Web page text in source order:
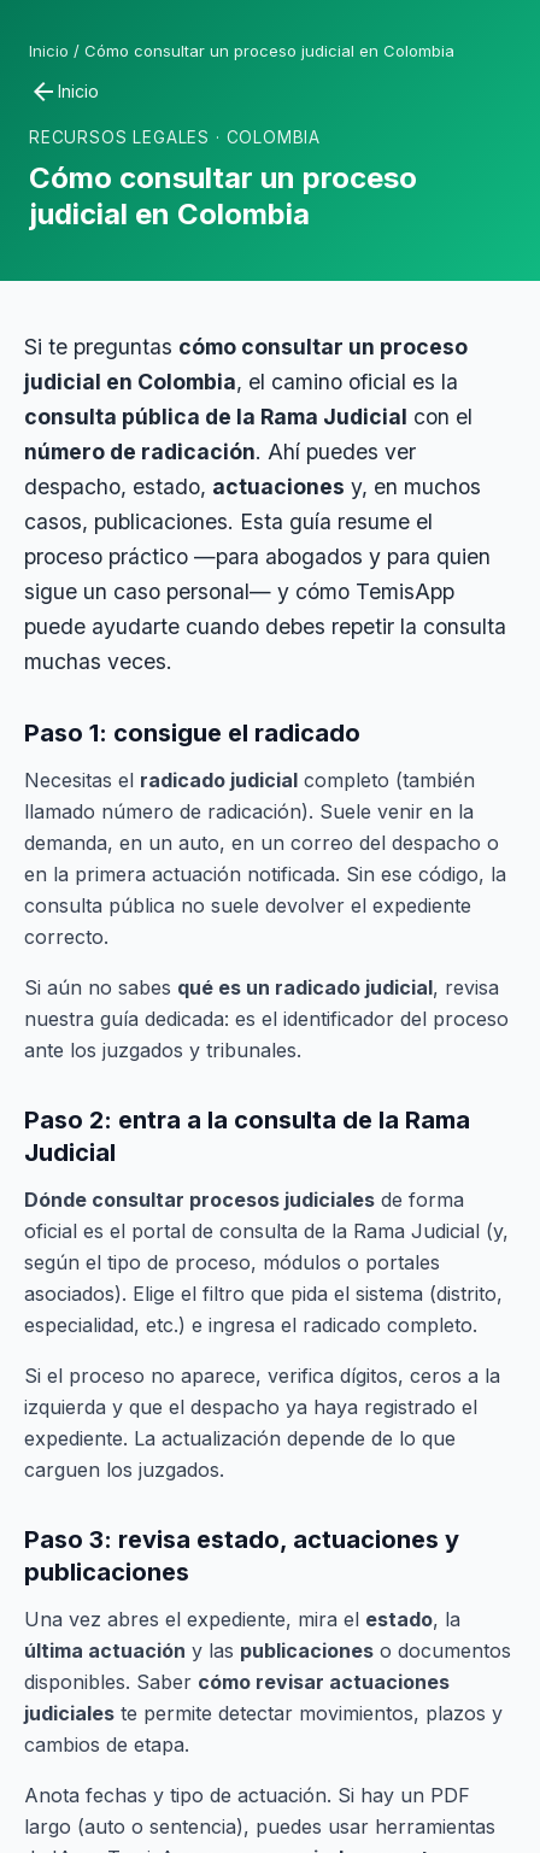
Inicio / Cómo consultar un proceso judicial en Colombia
arrow_back Inicio
RECURSOS LEGALES · COLOMBIA
Cómo consultar un proceso
judicial en Colombia
Si te preguntas cómo consultar un proceso
judicial en Colombia, el camino oficial es la
consulta pública de la Rama Judicial con el
número de radicación. Ahí puedes ver
despacho, estado, actuaciones y, en muchos
casos, publicaciones. Esta guía resume el
proceso práctico —para abogados y para quien
sigue un caso personal— y cómo TemisApp
puede ayudarte cuando debes repetir la consulta
muchas veces.
Paso 1: consigue el radicado
Necesitas el radicado judicial completo (también
llamado número de radicación). Suele venir en la
demanda, en un auto, en un correo del despacho o
en la primera actuación notificada. Sin ese código, la
consulta pública no suele devolver el expediente
correcto.
Si aún no sabes qué es un radicado judicial, revisa
nuestra guía dedicada: es el identificador del proceso
ante los juzgados y tribunales.
Paso 2: entra a la consulta de la Rama
Judicial
Dónde consultar procesos judiciales de forma
oficial es el portal de consulta de la Rama Judicial (y,
según el tipo de proceso, módulos o portales
asociados). Elige el filtro que pida el sistema (distrito,
especialidad, etc.) e ingresa el radicado completo.
Si el proceso no aparece, verifica dígitos, ceros a la
izquierda y que el despacho ya haya registrado el
expediente. La actualización depende de lo que
carguen los juzgados.
Paso 3: revisa estado, actuaciones y
publicaciones
Una vez abres el expediente, mira el estado, la
última actuación y las publicaciones o documentos
disponibles. Saber cómo revisar actuaciones
judiciales te permite detectar movimientos, plazos y
cambios de etapa.
Anota fechas y tipo de actuación. Si hay un PDF
largo (auto o sentencia), puedes usar herramientas